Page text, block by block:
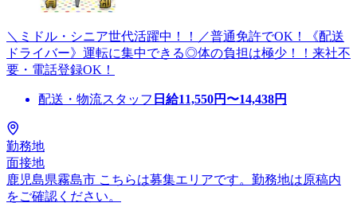
＼ミドル・シニア世代活躍中！！／普通免許でOK！《配送
ドライバー》運転に集中できる◎体の負担は極少！！来社不
要・電話登録OK！
配送・物流スタッフ 日給11,550円〜14,438円
勤務地
面接地
鹿児島県霧島市 こちらは募集エリアです。勤務地は原稿内
をご確認ください。